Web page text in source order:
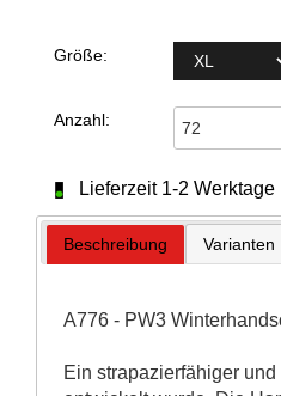
Größe:
Anzahl:
Lieferzeit 1-2 Werktage
Beschreibung Varianten
A776 - PW3
Ein strapazierfähiger